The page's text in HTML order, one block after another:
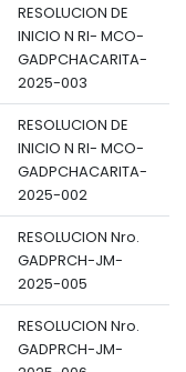
RESOLUCION DE
INICIO N RI- MCO-
GADPCHACARITA-
2025-003
RESOLUCION DE
INICIO N RI- MCO-
GADPCHACARITA-
2025-002
RESOLUCION Nro.
GADPRCH-JM-
2025-005
RESOLUCION Nro.
GADPRCH-JM-